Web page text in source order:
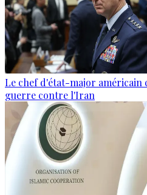
Le chef d'état-major américain
guerre contre l'Iran